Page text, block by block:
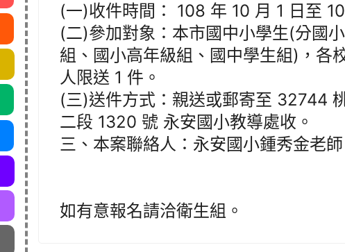
(一)收件時間： 108 年 10 月 1 日至
(二)參加對象：本市國中小學生(分國
組、國小高年級組、國中學生組)，各
人限送 1 件。
(三)送件方式：親送或郵寄至 32744
二段 1320 號 永安國小教導處收。
三、本案聯絡人：永安國小鍾秀金老
如有意報名請洽衛生組。